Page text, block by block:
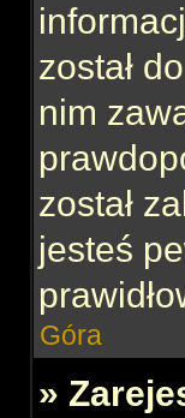
został
nim
został
jesteś
Góra
»